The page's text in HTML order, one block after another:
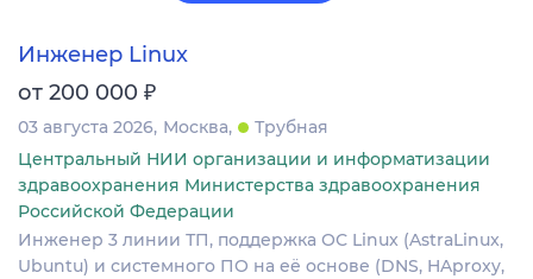
Инженер Linux
от 200 000 ₽
03 августа 2026 Москва
Трубная
Центральный НИИ организации и информатизации
здравоохранения Министерства здравоохранения
Российской Федерации
Инженер 3 линии ТП, поддержка ОС Linux (AstraLinux,
Ubuntu) и системного ПО на её основе (DNS, HAproxy,